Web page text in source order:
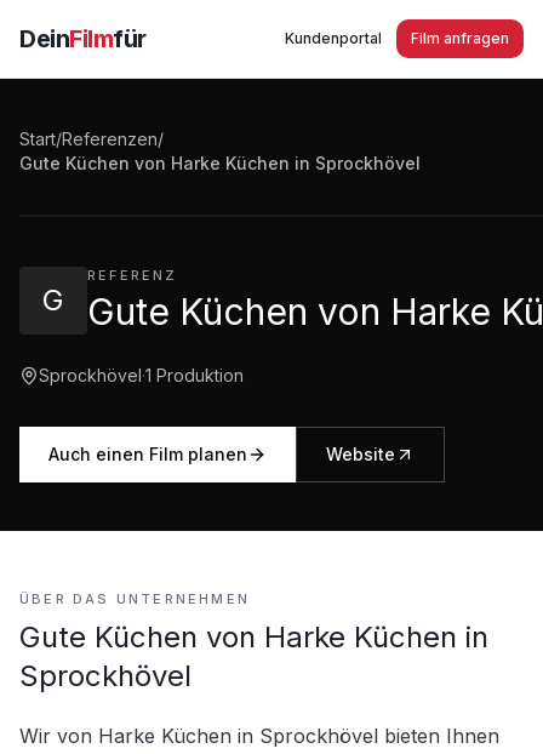
DeinFilmfür Kundenportal Film anfragen
Start/Referenzen/
Gute Küchen von Harke Küchen in Sprockhövel
G
REFERENZ
Gute Küchen von Harke
Sprockhövel·1 Produktion
Auch einen Film planen Website
Gute Küchen von Harke Küchen in Sprockhövel
ÜBER DAS UNTERNEHMEN
Gute Küchen von Harke Küchen in
Sprockhövel
Wir von Harke Küchen in Sprockhövel bieten Ihnen